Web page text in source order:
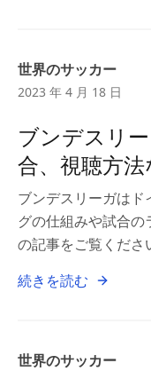
世界のサッカー
2023 年 4 月 18 日
ブンデスリ
合、視聴方
ブンデスリーガは
グの仕組みや試合
の記事をご覧くださ
続きを読む
世界のサッカー